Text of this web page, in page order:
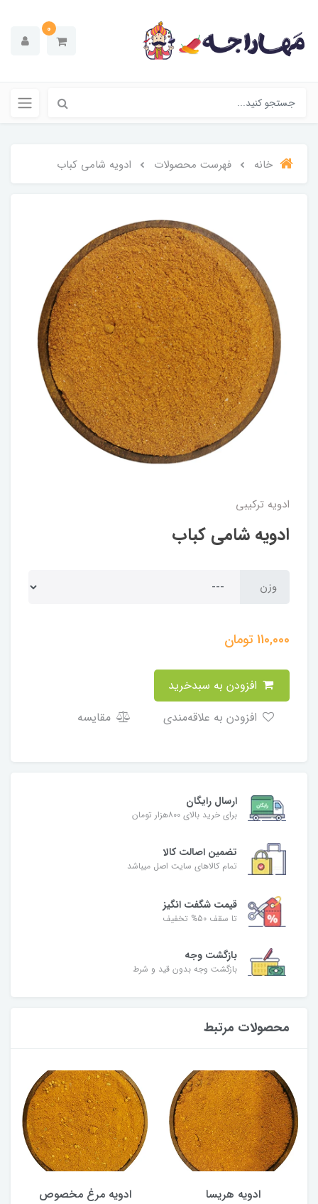
0
خانه فهرست محصولات ادویه شامی کباب
ادویه ترکیبی
ادویه شامی کباب
وزن
110,000تومان
مقایسه
ارسال رایگان
برای خرید بالای ۸۰۰هزار تومان
تضمین اصالت کالا
تمام کالاهای سایت اصل میباشد
قیمت شگفت انگیز
تا سقف 50% تخفیف
بازگشت وجه
بازگشت وجه بدون قید و شرط
محصولات مرتبط
ادویه هریسا ادویه مرغ مخصوص